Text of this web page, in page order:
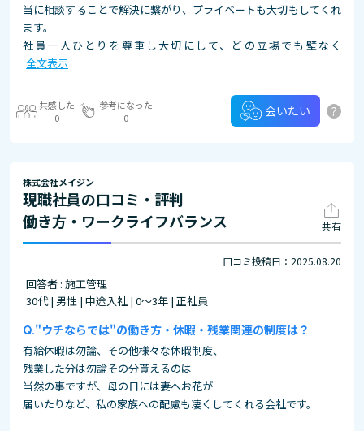
当に相談することで解決に繋がり、プライベートも大切もしてくれ
ます。
社員一人ひとりを尊重し大切にして、どの立場でも壁なく
全文表示
共感した
0
参考になった
0
会いたい ?
株式会社メイジン
現職社員の口コミ・評判
働き方・ワークライフバランス
共有
口コミ投稿日：2025.08.20
回答者 : 施工管理
30代 | 男性 | 中途入社 | 0～3年 | 正社員
"ウチならでは"の働き方・休暇・残業関連の制度は？
有給休暇は勿論、その他様々な休暇制度、
残業した分は勿論その分貰えるのは
当然の事ですが、母の日には妻へお花が
届いたりなど、私の家族への配慮も凄くしてくれる会社です。